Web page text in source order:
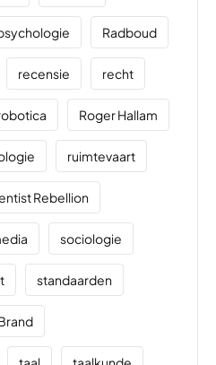
Radboud
recensie recht
Roger Hallam
ruimtevaart
Rebellion
sociologie
standaarden